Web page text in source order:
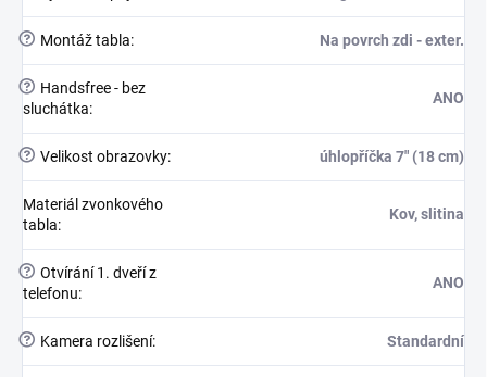
? Montáž tabla: Na povrch zdi - exter.
?
Handsfree - bez
sluchátka:
ANO
? Velikost obrazovky: úhlopříčka 7" (18 cm)
Materiál zvonkového
tabla:
Kov, slitina
? Otvírání 1. dveří z
telefonu:
ANO
? Kamera rozlišení: Standardní